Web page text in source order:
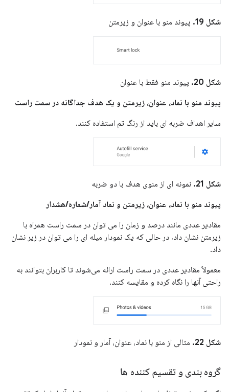
شکل 19. پیوند منو با عنوان و زیرمتن
شکل 20.
پیوند منو فقط با عنوان
پیوند منو با نماد، عنوان، زیرمتن و یک هدف جداگانه در سمت راست
سایر اهداف ضربه ای باید از رنگ تم استفاده کنند.
شکل 21.
نمونه ای از منوی هدف با دو ضربه
پیوند منو با نماد، عنوان، زیرمتن و نماد آمار/شماره/هشدار
مقادیر عددی مانند درصد و زمان را می توان در سمت راست همراه با
زیرمتن نشان داد، در حالی که یک نمودار میله ای را می توان در زیر نشان
داد.
معمولاً مقادیر عددی در سمت راست ارائه می‌شوند تا کاربران بتوانند به
راحتی آنها را نگاه کرده و مقایسه کنند.
شکل 22. مثالی از منو با نماد، عنوان، آمار و نمودار
گروه بندی و تقسیم کننده ها